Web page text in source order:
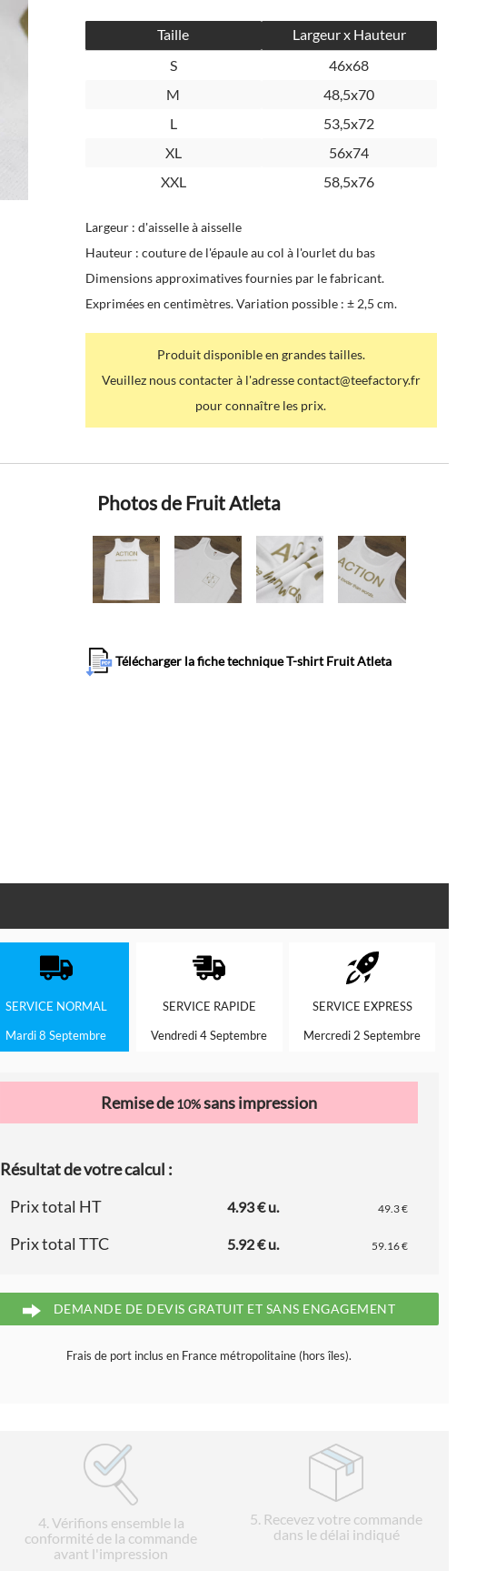
Taille
Largeur x Hauteur
S
46x68
M
48,5x70
L
53,5x72
XL
56x74
XXL
58,5x76
Largeur : d'aisselle à aisselle
Hauteur : couture de l'épaule au col à l'ourlet du bas
Dimensions approximatives fournies par le fabricant.
Exprimées en centimètres. Variation possible : ± 2,5 cm.
Produit disponible en grandes tailles.
Veuillez nous contacter à l'adresse contact@teefactory.fr
pour connaître les prix.
Photos de Fruit Atleta
Télécharger la fiche technique T-shirt Fruit Atleta
SERVICE NORMAL
Mardi 8 Septembre
SERVICE RAPIDE
Vendredi 4 Septembre
SERVICE EXPRESS
Mercredi 2 Septembre
Remise de10%sans impression
Résultat de votre calcul :
Prix total HT
4.93 € u. 49.3 €
Prix total TTC 5.92 € u. 59.16 €
DEMANDE DE DEVIS GRATUIT ET SANS ENGAGEMENT
Frais de port inclus en France métropolitaine (hors îles).
4. Vérifions ensemble la
conformité de la commande
avant l'impression
5. Recevez votre commande
dans le délai indiqué